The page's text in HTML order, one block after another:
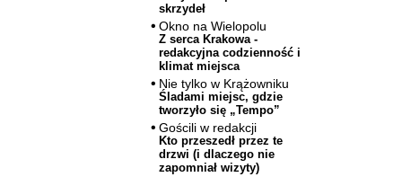
skrzydeł
Okno na Wielopolu
Z serca Krakowa -
redakcyjna codzienność i
klimat miejsca
Nie tylko w Krążowniku
Śladami miejsc, gdzie
tworzyło się „Tempo”
Gościli w redakcji
Kto przeszedł przez te
drzwi (i dlaczego nie
zapomniał wizyty)